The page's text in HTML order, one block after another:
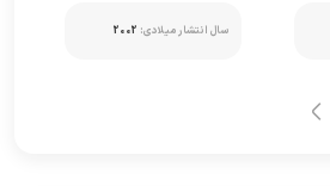
سال انتشار میلادی:2002